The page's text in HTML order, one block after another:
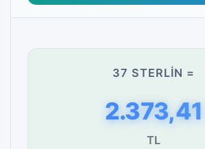
37 STERLIN =
2.373,41
TL